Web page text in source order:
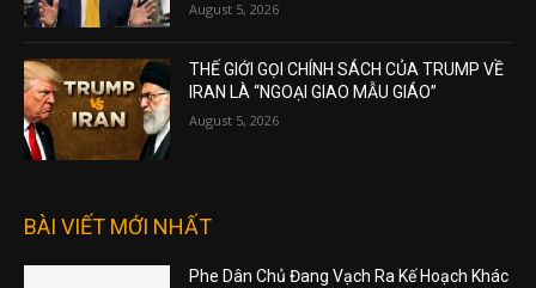
August 5, 2026
THẾ GIỚI GỌI CHÍNH SÁCH CỦA TRUMP VỀ
IRAN LÀ “NGOẠI GIAO MẪU GIÁO”
August 5, 2026
BÀI VIẾT MỚI NHẤT
Phe Dân Chủ Đang Vạch Ra Kế Hoạch Khác